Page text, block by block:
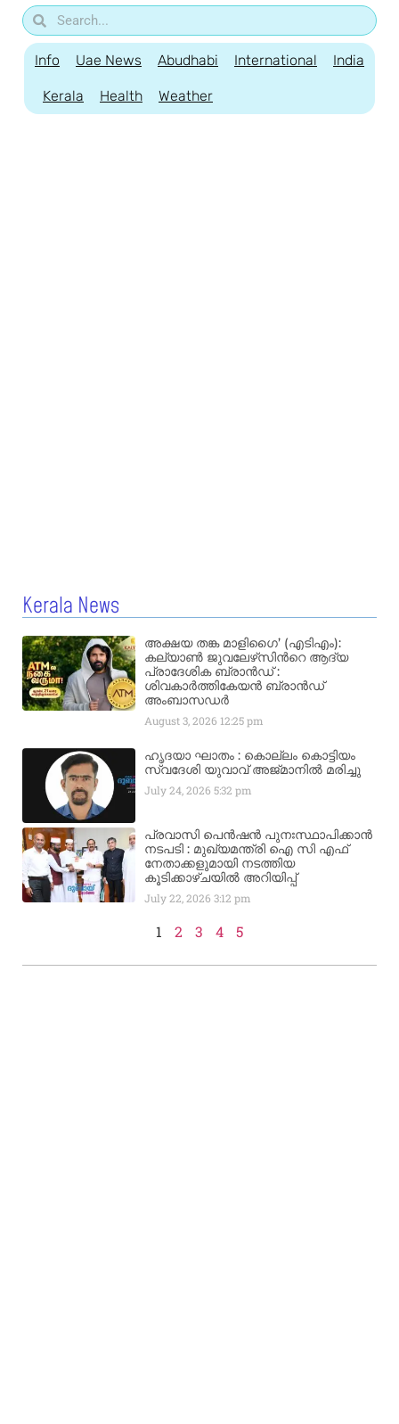
Info Uae News Abudhabi International India
Kerala Health Weather
Kerala News
അക്ഷയ തങ്ക മാളിഗൈ’ (എടിഎം):
കല്യാണ്‍ ജുവലേഴ്‌സിന്‍റെ ആദ്യ
പ്രാദേശിക ബ്രാന്‍ഡ് :
ശിവകാര്‍ത്തികേയന്‍ ബ്രാന്‍ഡ്
അംബാസഡര്‍
August 3, 2026 12:25 pm
ഹൃദയാ ഘാതം : കൊല്ലം കൊട്ടിയം
സ്വദേശി യുവാവ് അജ്മാനിൽ മരിച്ചു
July 24, 20265:32 pm
പ്രവാസി പെൻഷൻ പുനഃസ്ഥാപിക്കാൻ
നടപടി : മുഖ്യമന്ത്രി ഐ സി എഫ്
നേതാക്കളുമായി നടത്തിയ
കൂടിക്കാഴ്ചയിൽ അറിയിപ്പ്
July 22, 20263:12 pm
1 2 3 4 5